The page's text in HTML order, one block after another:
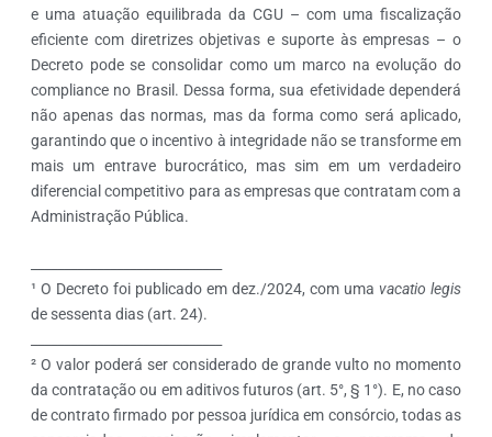
e uma atuação equilibrada da CGU – com uma fiscalização
eficiente com diretrizes objetivas e suporte às empresas – o
Decreto pode se consolidar como um marco na evolução do
compliance no Brasil. Dessa forma, sua efetividade dependerá
não apenas das normas, mas da forma como será aplicado,
garantindo que o incentivo à integridade não se transforme em
mais um entrave burocrático, mas sim em um verdadeiro
diferencial competitivo para as empresas que contratam com a
Administração Pública.
¹ O Decreto foi publicado em dez./2024, com uma vacatio legis
de sessenta dias (art. 24).
² O valor poderá ser considerado de grande vulto no momento
da contratação ou em aditivos futuros (art. 5°, § 1°). E, no caso
de contrato firmado por pessoa jurídica em consórcio, todas as